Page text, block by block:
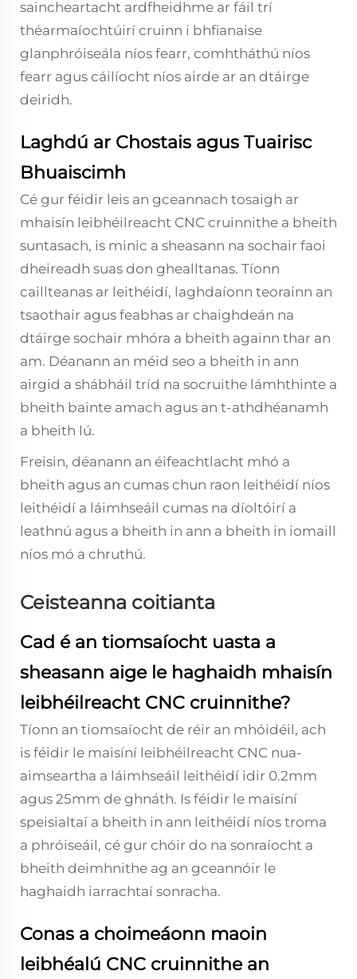
saincheartacht ardfheidhme ar fáil trí
théarmaíochtúirí cruinn i bhfianaise
glanphróiseála níos fearr, comhtháthú níos
fearr agus cáilíocht níos airde ar an dtáirge
deiridh.
Laghdú ar Chostais agus Tuairisc
Bhuaiscimh
Cé gur féidir leis an gceannach tosaigh ar
mhaisín leibhéilreacht CNC cruinnithe a bheith
suntasach, is minic a sheasann na sochair faoi
dheireadh suas don ghealltanas. Tíonn
caillteanas ar leithéidí, laghdaíonn teorainn an
tsaothair agus feabhas ar chaighdeán na
dtáirge sochair mhóra a bheith againn thar an
am. Déanann an méid seo a bheith in ann
airgid a shábháil tríd na socruithe lámhthinte a
bheith bainte amach agus an t-athdhéanamh
a bheith lú.
Freisin, déanann an éifeachtlacht mhó a
bheith agus an cumas chun raon leithéidí níos
leithéidí a láimhseáil cumas na díoltóirí a
leathnú agus a bheith in ann a bheith in iomaill
níos mó a chruthú.
Ceisteanna coitianta
Cad é an tiomsaíocht uasta a
sheasann aige le haghaidh mhaisín
leibhéilreacht CNC cruinnithe?
Tíonn an tiomsaíocht de réir an mhóidéil, ach
is féidir le maisíní leibhéilreacht CNC nua-
aimseartha a láimhseáil leithéidí idir 0.2mm
agus 25mm de ghnáth. Is féidir le maisíní
speisialtaí a bheith in ann leithéidí níos troma
a phróiseáil, cé gur chóir do na sonraíocht a
bheith deimhnithe ag an gceannóir le
haghaidh iarrachtaí sonracha.
Conas a choimeáonn maoin
leibhéalú CNC cruinnithe an